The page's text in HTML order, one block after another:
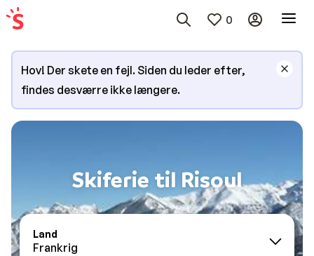
0
Hov! Der skete en fejl. Siden du leder efter,
findes desværre ikke længere.
Skiferie til Risoul
Land
Frankrig